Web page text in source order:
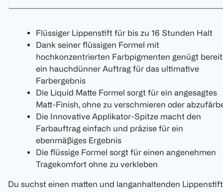
Flüssiger Lippenstift für bis zu 16 Stunden Halt
Dank seiner flüssigen Formel mit
hochkonzentrierten Farbpigmenten genügt
ein hauchdünner Auftrag für das ultimative
Farbergebnis
Die Liquid Matte Formel sorgt für ein angesagtes
Matt-Finish, ohne zu verschmieren oder
Die Innovative Applikator-Spitze macht den
Farbauftrag einfach und präzise für ein
ebenmäßiges Ergebnis
Die flüssige Formel sorgt für einen angenehmen
Tragekomfort ohne zu verkleben
Du suchst einen matten und langanhaltenden Lippenstift